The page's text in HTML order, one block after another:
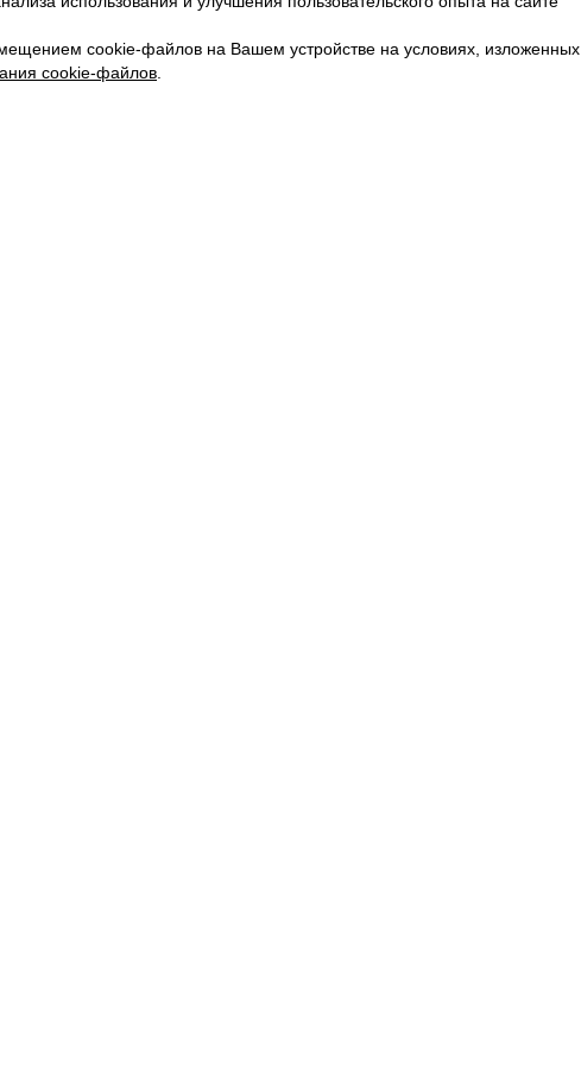
cookie-файлов на Вашем устройстве на условиях, изложенных
cookie-файлов
КАРЬЕРА
ТЕЛЕГРАМ